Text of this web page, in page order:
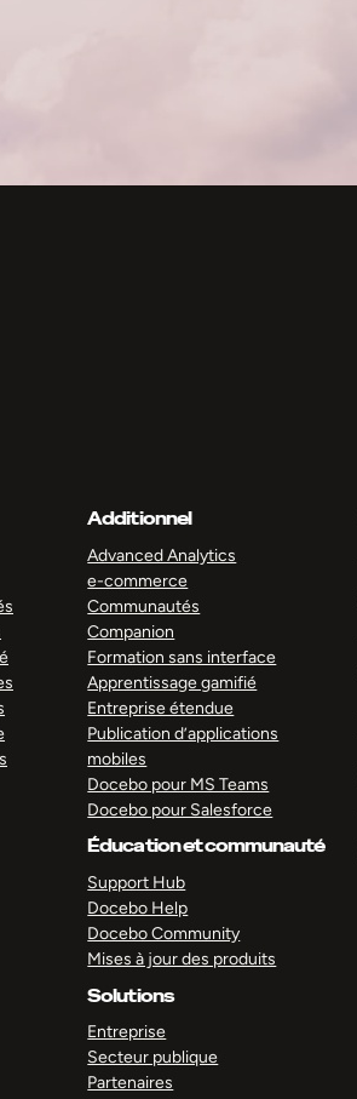
Additionnel
Advanced Analytics
e-commerce
Communautés
Companion
Formation sans interface
Apprentissage gamifié
Entreprise étendue
Publication d’applications
mobiles
Docebo pour MS Teams
Docebo pour Salesforce
Éducation et communauté
Support Hub
Docebo Help
Docebo Community
Mises à jour des produits
Solutions
Entreprise
Secteur publique
Partenaires